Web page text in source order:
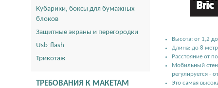
Кубарики, боксы для бумажных
блоков
Защитные экраны и перегородки
Usb-flash
Трикотаж
ТРЕБОВАНИЯ К МАКЕТАМ
Высота: от 1,2
Длина: до 8
Расстояние от
Мобильный
регулируется -
Это самая